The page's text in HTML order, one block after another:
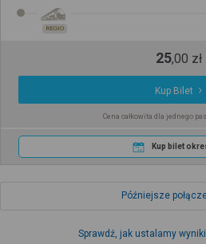
REGIO
25,00 zł
Kup Bilet
Cena całkowita dla jednego
Kup bilet
Późniejsze
Sprawdź, jak ustalamy